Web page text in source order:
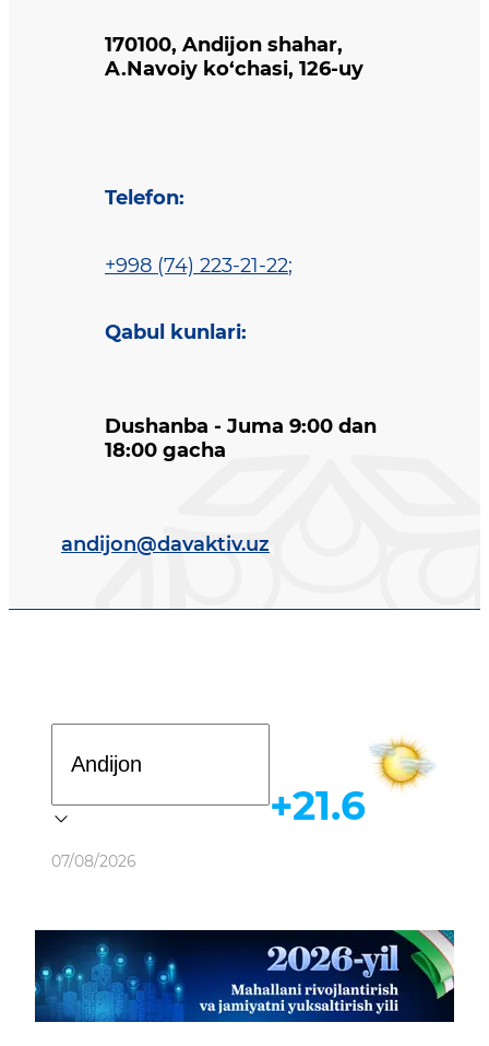
170100, Andijon shahar,
A.Navoiy ko‘chasi, 126-uy
Telefon:
+998 (74) 223-21-22;
Qabul kunlari:
Dushanba - Juma 9:00 dan
18:00 gacha
andijon@davaktiv.uz
Ob-havo
07/08/2026
+21.6